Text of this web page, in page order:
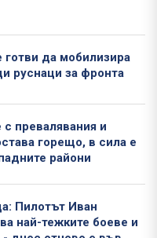
готви да мобилизира
руснаци за фронта
превалявания и
горещо, в сила е
райони
Пилотът Иван
най-тежките боеве и